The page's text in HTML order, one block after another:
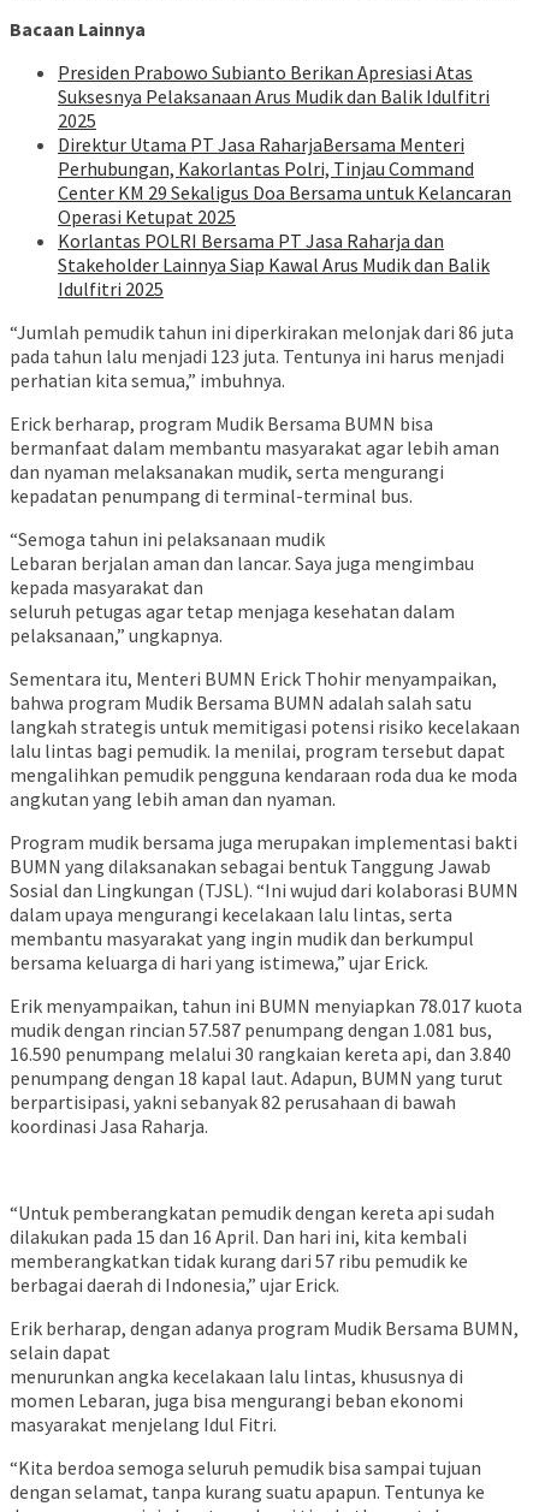
Bacaan Lainnya
Presiden Prabowo Subianto Berikan Apresiasi Atas
Suksesnya Pelaksanaan Arus Mudik dan Balik Idulfitri
2025
Direktur Utama PT Jasa RaharjaBersama Menteri
Perhubungan, Kakorlantas Polri, Tinjau Command
Center KM 29 Sekaligus Doa Bersama untuk Kelancaran
Operasi Ketupat 2025
Korlantas POLRI Bersama PT Jasa Raharja dan
Stakeholder Lainnya Siap Kawal Arus Mudik dan Balik
Idulfitri 2025
“Jumlah pemudik tahun ini diperkirakan melonjak dari 86 juta
pada tahun lalu menjadi 123 juta. Tentunya ini harus menjadi
perhatian kita semua,” imbuhnya.
Erick berharap, program Mudik Bersama BUMN bisa
bermanfaat dalam membantu masyarakat agar lebih aman
dan nyaman melaksanakan mudik, serta mengurangi
kepadatan penumpang di terminal-terminal bus.
“Semoga tahun ini pelaksanaan mudik
Lebaran berjalan aman dan lancar. Saya juga mengimbau
kepada masyarakat dan
seluruh petugas agar tetap menjaga kesehatan dalam
pelaksanaan,” ungkapnya.
Sementara itu, Menteri BUMN Erick Thohir menyampaikan,
bahwa program Mudik Bersama BUMN adalah salah satu
langkah strategis untuk memitigasi potensi risiko kecelakaan
lalu lintas bagi pemudik. Ia menilai, program tersebut dapat
mengalihkan pemudik pengguna kendaraan roda dua ke moda
angkutan yang lebih aman dan nyaman.
Program mudik bersama juga merupakan implementasi bakti
BUMN yang dilaksanakan sebagai bentuk Tanggung Jawab
Sosial dan Lingkungan (TJSL). “Ini wujud dari kolaborasi BUMN
dalam upaya mengurangi kecelakaan lalu lintas, serta
membantu masyarakat yang ingin mudik dan berkumpul
bersama keluarga di hari yang istimewa,” ujar Erick.
Erik menyampaikan, tahun ini BUMN menyiapkan 78.017 kuota
mudik dengan rincian 57.587 penumpang dengan 1.081 bus,
16.590 penumpang melalui 30 rangkaian kereta api, dan 3.840
penumpang dengan 18 kapal laut. Adapun, BUMN yang turut
berpartisipasi, yakni sebanyak 82 perusahaan di bawah
koordinasi Jasa Raharja.
“Untuk pemberangkatan pemudik dengan kereta api sudah
dilakukan pada 15 dan 16 April. Dan hari ini, kita kembali
memberangkatkan tidak kurang dari 57 ribu pemudik ke
berbagai daerah di Indonesia,” ujar Erick.
Erik berharap, dengan adanya program Mudik Bersama BUMN,
selain dapat
menurunkan angka kecelakaan lalu lintas, khususnya di
momen Lebaran, juga bisa mengurangi beban ekonomi
masyarakat menjelang Idul Fitri.
“Kita berdoa semoga seluruh pemudik bisa sampai tujuan
dengan selamat, tanpa kurang suatu apapun. Tentunya ke